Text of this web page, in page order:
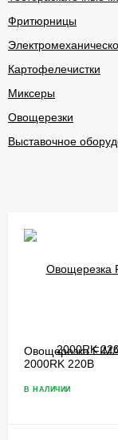
Фритюрницы
Картофелечистки
Миксеры
Овощерезки
Выставочное
Овощерезка
2000RK 220В
В НАЛИЧИИ